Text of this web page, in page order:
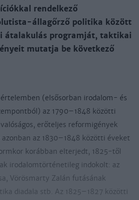
rendelkező
állagőrző politika között
átalakulás programját, taktikai
mutatja be következő
(elsősorban irodalom- és
az 1790–1848 közötti
erőteljes reformigények
az 1830–1848 közötti éveket
korábban elterjedt, 1825-től
irodalomtörténetileg indokolt: az
Vörösmarty Zalán futásának
diadala stb. Az 1825–1827 közötti